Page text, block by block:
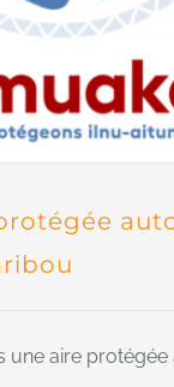
une aire